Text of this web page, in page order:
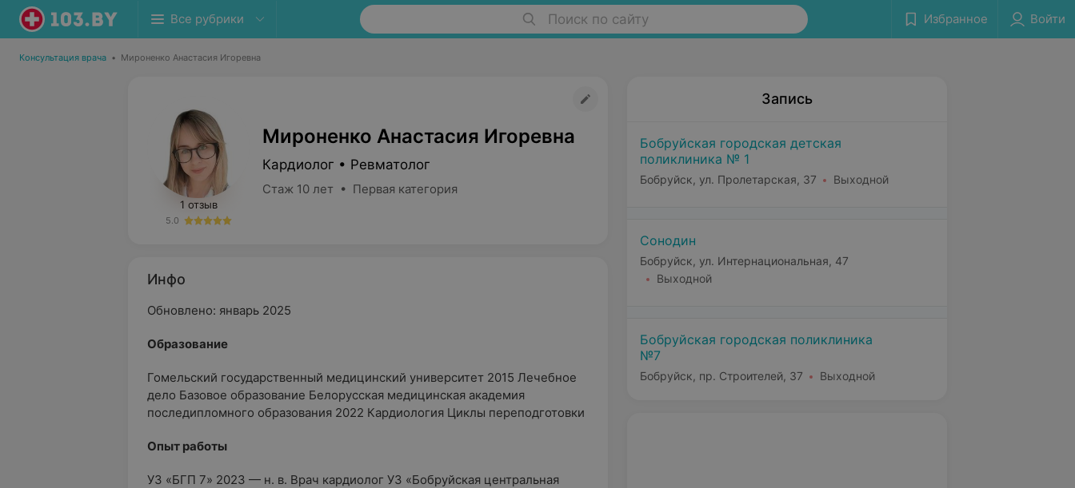
Все рубрики Поиск по сайту Избранное Войти
Консультация врача • Мироненко Анастасия Игоревна
1 отзыв
5.0
Мироненко Анастасия Игоревна
Кардиолог • Ревматолог
Стаж 10 лет • Первая категория
Инфо
Обновлено: январь 2025
Oбразование
Гомельский государственный медицинский университет 2015 Лечебное
дело Базовое образование Белорусская медицинская академия
последипломного образования 2022 Кардиология Циклы переподготовки
Опыт работы
УЗ «БГП 7» 2023 — н. в. Врач кардиолог УЗ «Бобруйская центральная
Запись
Бобруйская городская детская
поликлиника № 1
Бобруйск, ул. Пролетарская, 37 Выходной
Сонодин
Бобруйск, ул. Интернациональная, 47
Выходной
Бобруйская городская поликлиника
№7
Бобруйск, пр. Строителей, 37 Выходной